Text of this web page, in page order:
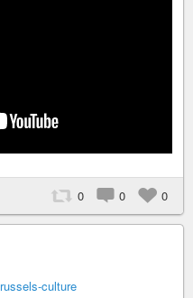
0 0 0
culture